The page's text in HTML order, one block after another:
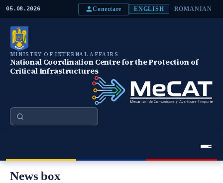
05.08.2026 Conectare ENGLISH ROMANIAN
MINISTRY OF INTERNAL AFFAIRS
National Coordination Centre for the Protection of
Critical Infrastructures
Search
Meniu Principal
News box